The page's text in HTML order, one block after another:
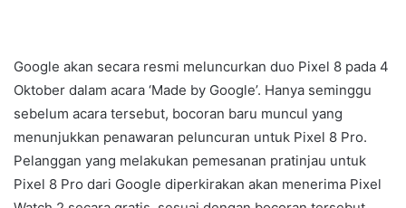
Google akan secara resmi meluncurkan duo Pixel 8 pada 4
Oktober dalam acara ‘Made by Google’. Hanya seminggu
sebelum acara tersebut, bocoran baru muncul yang
menunjukkan penawaran peluncuran untuk Pixel 8 Pro.
Pelanggan yang melakukan pemesanan pratinjau untuk
Pixel 8 Pro dari Google diperkirakan akan menerima Pixel